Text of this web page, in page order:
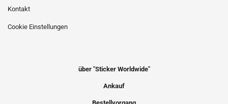
Kontakt
Cookie Einstellungen
über "Sticker Worldwide"
Ankauf